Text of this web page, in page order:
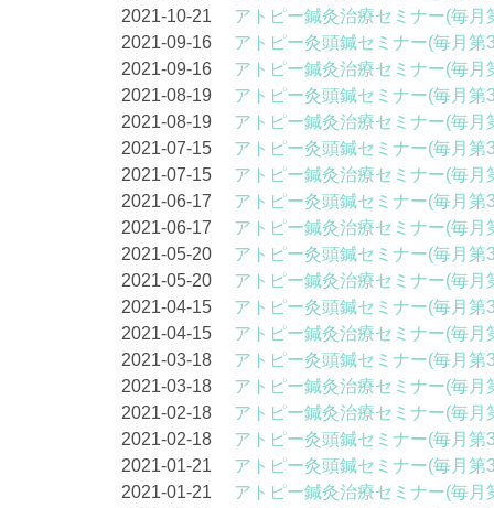
2021-10-21 アトピー鍼灸治療セミナー(毎月
2021-09-16 アトピー灸頭鍼セミナー(毎月第
2021-09-16 アトピー鍼灸治療セミナー(毎月
2021-08-19 アトピー灸頭鍼セミナー(毎月第
2021-08-19 アトピー鍼灸治療セミナー(毎月
2021-07-15 アトピー灸頭鍼セミナー(毎月第
2021-07-15 アトピー鍼灸治療セミナー(毎月
2021-06-17 アトピー灸頭鍼セミナー(毎月第
2021-06-17 アトピー鍼灸治療セミナー(毎月
2021-05-20 アトピー灸頭鍼セミナー(毎月第
2021-05-20 アトピー鍼灸治療セミナー(毎月
2021-04-15 アトピー灸頭鍼セミナー(毎月第
2021-04-15 アトピー鍼灸治療セミナー(毎月
2021-03-18 アトピー灸頭鍼セミナー(毎月第
2021-03-18 アトピー鍼灸治療セミナー(毎月
2021-02-18 アトピー鍼灸治療セミナー(毎月
2021-02-18 アトピー灸頭鍼セミナー(毎月第
2021-01-21 アトピー灸頭鍼セミナー(毎月第
2021-01-21 アトピー鍼灸治療セミナー(毎月